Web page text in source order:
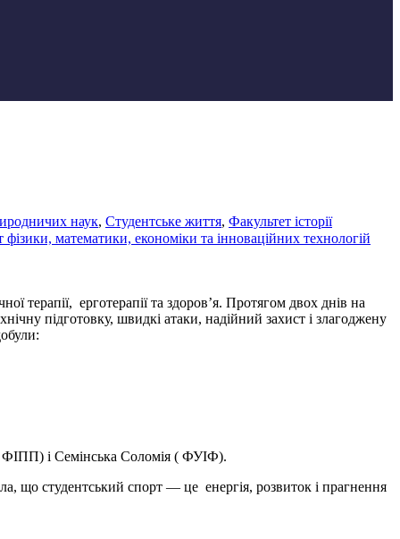
наук, Студентське життя, Факультет історії
фізики, математики, економіки та інноваційних технологій
терапії, ерготерапії та здоров’я. Протягом двох днів на
підготовку, швидкі атаки, надійний захист і злагоджену
і Семінська Соломія ( ФУІФ).
що студентський спорт — це енергія, розвиток і прагнення